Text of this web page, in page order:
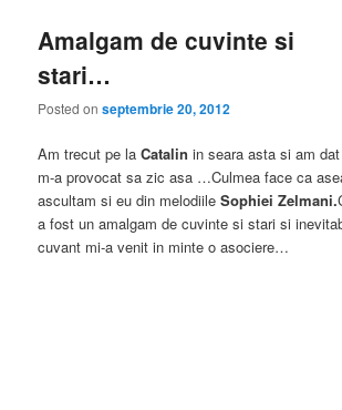
Amalgam de cuvinte si
stari…
Posted onseptembrie 20, 2012
Am trecut pe laCatalin in seara asta si am
m-a provocat sa zic asa …Culmea face ca
ascultam si eu din melodiileSophiei Zelmani.
a fost un amalgam de cuvinte si stari si
cuvant mi-a venit in minte o asociere…